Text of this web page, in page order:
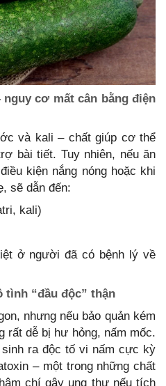
cơ mất cân bằng điện
và kali – chất giúp cơ thể
bài tiết. Tuy nhiên, nếu ăn
kiện nắng nóng hoặc khi
sẽ dẫn đến:
kali)
ở người đã có bệnh lý về
tình “đầu độc” thận
nhưng nếu bảo quản kém
rất dễ bị hư hỏng, nấm mốc.
ra độc tố vi nấm cực kỳ
– một trong những chất
chí gây ung thư nếu tích